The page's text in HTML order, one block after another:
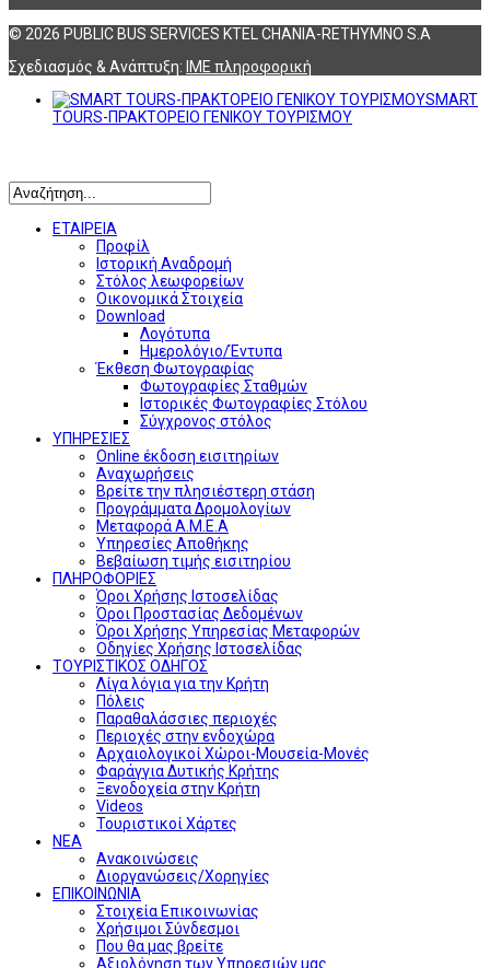
© 2026 PUBLIC BUS SERVICES KTEL CHANIA-RETHYMNO S.A
Σχεδιασμός & Ανάπτυξη: ΙΜΕ πληροφορική
SMART
TOURS-ΠΡΑΚΤΟΡΕΙΟ ΓΕΝΙΚΟΥ ΤΟΥΡΙΣΜΟΥ
ΕΤΑΙΡΕΙΑ
Προφίλ
Ιστορική Αναδρομή
Στόλος λεωφορείων
Οικονομικά Στοιχεία
Download
Λογότυπα
Ημερολόγιο/Έντυπα
Έκθεση Φωτογραφίας
Φωτογραφίες Σταθμών
Ιστορικές Φωτογραφίες Στόλου
Σύγχρονος στόλος
ΥΠΗΡΕΣΙΕΣ
Online έκδοση εισιτηρίων
Αναχωρήσεις
Βρείτε την πλησιέστερη στάση
Προγράμματα Δρομολογίων
Μεταφορά Α.Μ.Ε.Α
Υπηρεσίες Αποθήκης
Βεβαίωση τιμής εισιτηρίου
ΠΛΗΡΟΦΟΡΙΕΣ
Όροι Χρήσης Ιστοσελίδας
Όροι Προστασίας Δεδομένων
Όροι Χρήσης Υπηρεσίας Μεταφορών
Οδηγίες Χρήσης Ιστοσελίδας
ΤΟΥΡΙΣΤΙΚΟΣ ΟΔΗΓΟΣ
Λίγα λόγια για την Κρήτη
Πόλεις
Παραθαλάσσιες περιοχές
Περιοχές στην ενδοχώρα
Αρχαιολογικοί Χώροι-Μουσεία-Μονές
Φαράγγια Δυτικής Κρήτης
Ξενοδοχεία στην Κρήτη
Videos
Τουριστικοί Χάρτες
ΝΕΑ
Ανακοινώσεις
Διοργανώσεις/Χορηγίες
ΕΠΙΚΟΙΝΩΝΙΑ
Στοιχεία Επικοινωνίας
Χρήσιμοι Σύνδεσμοι
Που θα μας βρείτε
Αξιολόγηση των Υπηρεσιών μας